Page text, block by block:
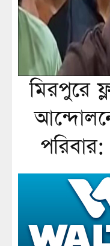
মিরপুরে
পরিবার: